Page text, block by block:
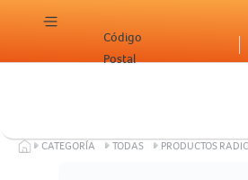
Código
Postal
CATEGORÍA TODAS PRODUCTOS